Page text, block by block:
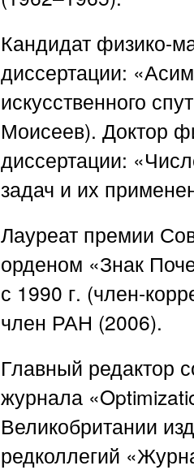
Кандидат физико-
диссертации:
искусственного
Моисеев). Доктор
диссертации:
задач и их
Лауреат премии
орденом «Знак
с 1990 г. (член-
член РАН (2006).
Главный редактор
журнала
Великобритании
редколлегий